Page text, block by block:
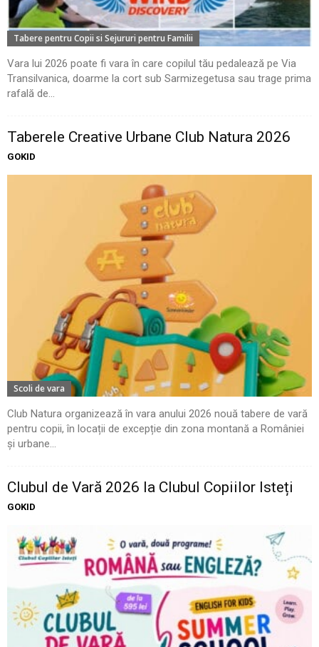
Tabere pentru Copii si Sejururi pentru Familii
Vara lui 2026 poate fi vara în care copilul tău pedalează pe Via
Transilvanica, doarme la cort sub Sarmizegetusa sau trage prima
rafală de...
Taberele Creative Urbane Club Natura 2026
GOKID
Scoli de vara
Club Natura organizează în vara anului 2026 nouă tabere de vară
pentru copii, în locații de excepție din zona montană a României
și urbane...
Clubul de Vară 2026 la Clubul Copiilor Isteți
GOKID